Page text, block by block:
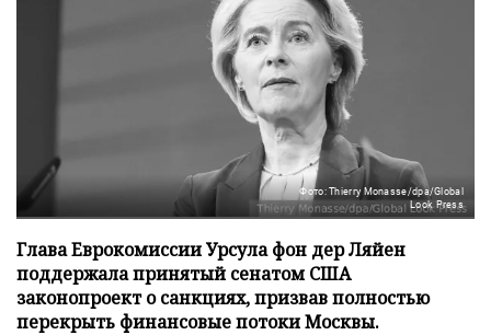
Фото: Thierry Monasse/dpa/Global
Look Press
Глава Еврокомиссии Урсула фон дер Ляйен
поддержала принятый сенатом США
законопроект о санкциях, призвав полностью
перекрыть финансовые потоки Москвы.